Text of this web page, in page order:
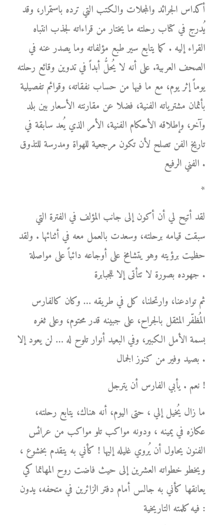
أكداس الجرائد والمجلات والكتب التي ترده باستمرار، وقد
يُدرج في كتاب رحلته ما يختار من قراءاته لجذب انتباه
القراء إليه . كما يتابع سير طبع مؤلفاته وما يصدر عنه في
الصحف العربية. على أنه لا يُحلُّ أبداً في تدوين وقائع رحلته
يوماً إثر يوم، مع ما فيها من حساب نفقاته، وقوائم تفصيلية
بأثمان مشترياته الفنية، فضلا عن مقارنته الأسعار بين بلد
وآخر، وإطلاقه الأحكام الفنية، الأمر الذي يُعد سابقة في
تاريخ الفن تصلح لأن تكون مرجعية للهواة ومدرسة للتذوق
الفني الرفيع .
*
لقد أتيح لي أن أكون إلى جانب المؤلف في الفترة التي
سبقت قيامه برحلته، وسعدت بالعمل معه في أثنائها . ولقد
حظيت برؤيته وهو يتشامخ على أوجاعه دائباً على مواصلة
جهوده بصورة لا تتأتى إلا للجبابرة .
ثم توادعنا، وارتحلنا، كل في طريقه … وكان كالفارس
المُظفّر المثقل بالجراح، على جبينه قدر محتوم، وعلى ثغره
بسمة الأمل الكبير، وفي البعيد أنوار تلوح له … لن يعود إلا
بصيد وفير من كنوز الجمال .
نعم . يأبي الفارس أن يترجل !
ما زال يُخيل إلي ، حتى اليوم، أنه هناك، يتابع رحلته،
عكازه في يمينه ، ودونه مواكب تلو مواكب من عرائس
الفنون يحاول أن يُروي غليله إليها ! كأني به يتقدم بخشوع ،
ويخطو خطواته العشرين إلى حيث فاضت روح المهاتما كي
يعانقها كأني به جالس أمام دفتر الزائرين في متحفه، يدون
فيه كلمته التاريخية :